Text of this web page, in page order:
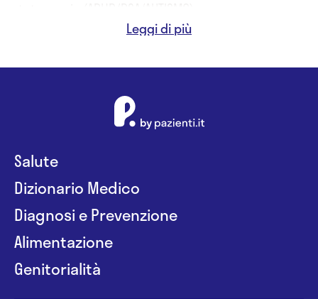
- sostegno psicologico (a scuola e in
Salute
Dizionario Medico
Diagnosi e Prevenzione
Alimentazione
Genitorialità